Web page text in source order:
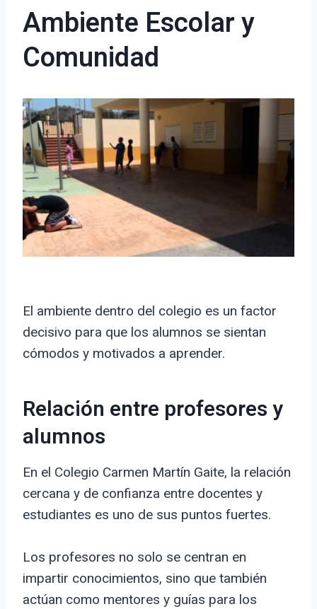
Ambiente Escolar y
Comunidad
El ambiente dentro del colegio es un factor
decisivo para que los alumnos se sientan
cómodos y motivados a aprender.
Relación entre profesores y
alumnos
En el Colegio Carmen Martín Gaite, la relación
cercana y de confianza entre docentes y
estudiantes es uno de sus puntos fuertes.
Los profesores no solo se centran en
impartir conocimientos, sino que también
actúan como mentores y guías para los